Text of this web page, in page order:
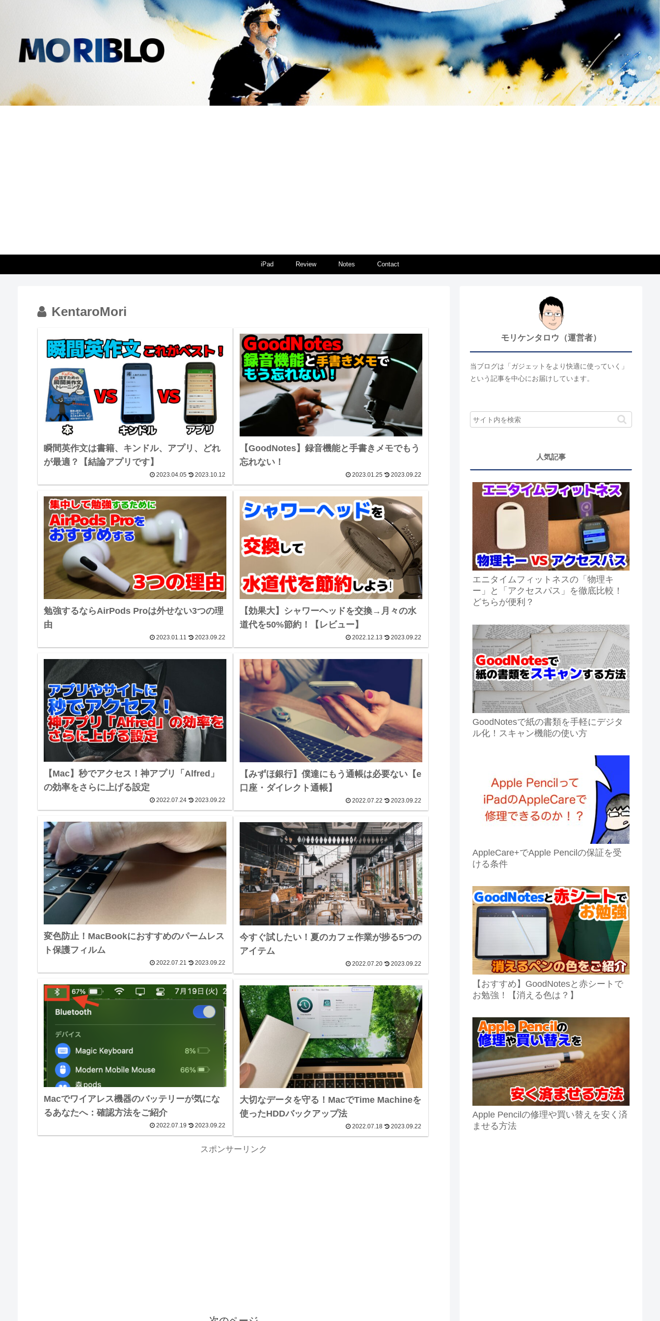
iPad Review Notes Contact
KentaroMori
瞬間英作文は書籍、キンドル、アプリ、どれ
が最適？【結論アプリです】
2023.04.05 2023.10.12
【GoodNotes】録音機能と手書きメモでもう
忘れない！
2023.01.25 2023.09.22
勉強するならAirPods Proは外せない3つの理
由
2023.01.11 2023.09.22
【効果大】シャワーヘッドを交換→月々の水
道代を50%節約！【レビュー】
2022.12.13 2023.09.22
【Mac】秒でアクセス！神アプリ「Alfred」
の効率をさらに上げる設定
2022.07.24 2023.09.22
【みずほ銀行】僕達にもう通帳は必要ない【e
口座・ダイレクト通帳】
2022.07.22 2023.09.22
変色防止！MacBookにおすすめのパームレス
ト保護フィルム
2022.07.21 2023.09.22
今すぐ試したい！夏のカフェ作業が捗る5つの
アイテム
2022.07.20 2023.09.22
Macでワイアレス機器のバッテリーが気にな
るあなたへ：確認方法をご紹介
2022.07.19 2023.09.22
大切なデータを守る！MacでTime Machineを
使ったHDDバックアップ法
2022.07.18 2023.09.22
スポンサーリンク
モリケンタロウ（運営者）
当ブログは「ガジェットをより快適に使っていく」
という記事を中心にお届けしています。
人気記事
エニタイムフィットネスの「物理キ
ー」と「アクセスパス」を徹底比較！
どちらが便利？
GoodNotesで紙の書類を手軽にデジタ
ル化！スキャン機能の使い方
AppleCare+でApple Pencilの保証を受
ける条件
【おすすめ】GoodNotesと赤シートで
お勉強！【消える色は？】
Apple Pencilの修理や買い替えを安く済
ませる方法